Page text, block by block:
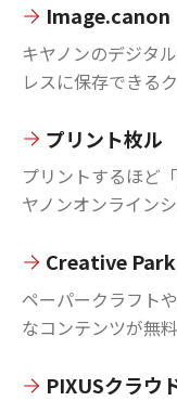
Image.canon
キヤノンのデジタ
レスに保存できる
プリント枚ル
プリントするほど
ヤノンオンライン
Creative Park
ペーパークラフト
なコンテンツが無
PIXUSクラウ